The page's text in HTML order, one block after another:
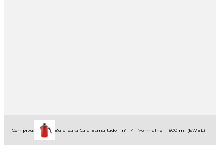
Comprou: Bule para Café Esmaltado - nº 14 - Vermelho - 1500 ml (EWEL)